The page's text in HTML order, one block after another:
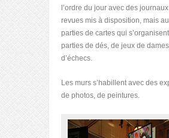
l’ordre du jour avec des
revues mis à disposition, mais
parties de cartes qui
parties de dés, de jeux de
d’échecs.
Les murs s’habillent avec des
de photos, de peintures.